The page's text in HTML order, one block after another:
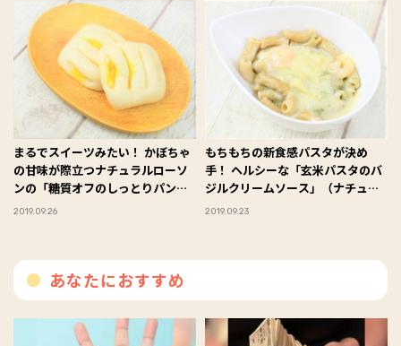
まるでスイーツみたい！ かぼちゃ
の甘味が際立つナチュラルローソ
ンの「糖質オフのしっとりパンか
ぼちゃサラダ ２個入」
2019.09.26
もちもちの新食感パスタが決め
手！ ヘルシーな「玄米パスタのバ
ジルクリームソース」（ナチュラ
ルローソン）
2019.09.23
あなたにおすすめ